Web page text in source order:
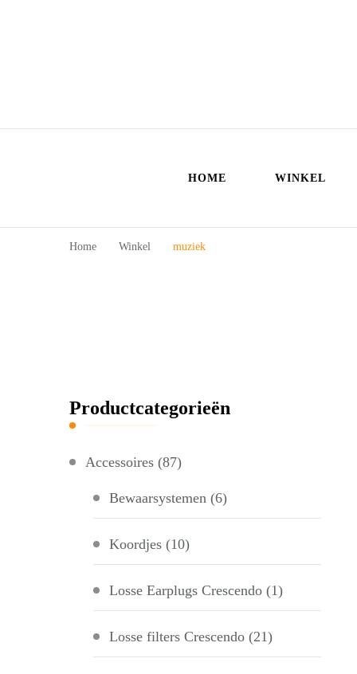
HOME WINKEL
Home Winkel muziek
Productcategorieën
Accessoires (87)
Bewaarsystemen (6)
Koordjes (10)
Losse Earplugs Crescendo (1)
Losse filters Crescendo (21)